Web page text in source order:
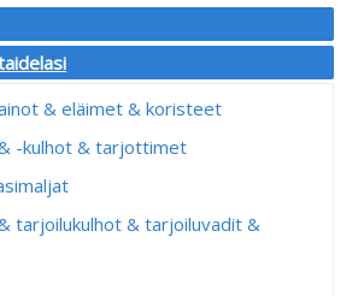
& eläimet & koristeet
& -kulhot & tarjottimet
tarjoilukulhot & tarjoiluvadit &